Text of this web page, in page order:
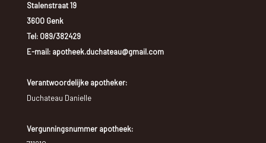
Stalenstraat 19
3600 Genk
Tel: 089/382429
E-mail: apotheek.duchateau@gmail.com
Verantwoordelijke apotheker:
Duchateau Danielle
Vergunningsnummer apotheek: